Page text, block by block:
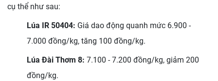
cụ thể như sau:
Lúa IR 50404: Giá dao động quanh mức 6.900 -
7.000 đồng/kg, tăng 100 đồng/kg.
Lúa Đài Thơm 8: 7.100 - 7.200 đồng/kg, giảm 200
đồng/kg.